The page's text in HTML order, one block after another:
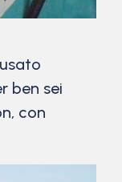
ben sei
con